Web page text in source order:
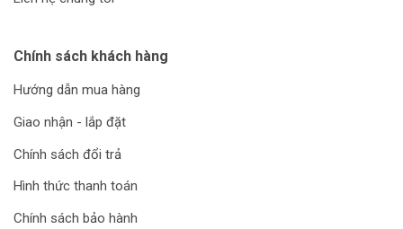
Chính sách khách hàng
Hướng dẫn mua hàng
Giao nhận - lắp đặt
Chính sách đổi trả
Hình thức thanh toán
Chính sách bảo hành